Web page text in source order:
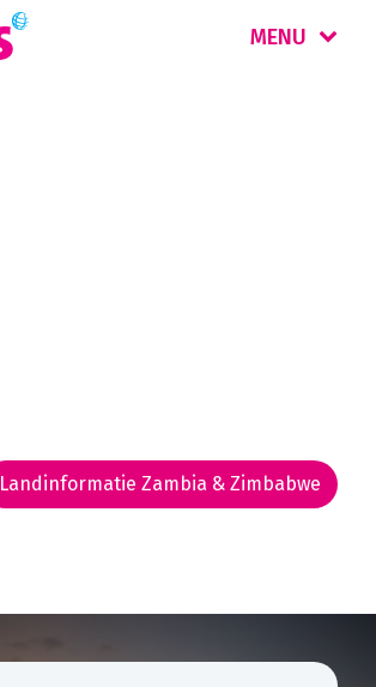
MENU
Landinformatie Zambia & Zimbabwe